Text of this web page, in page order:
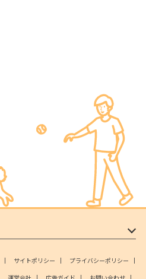
サイトポリシー
プライバシーポリシー